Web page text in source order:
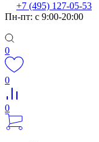
+7 (495) 127-05-53
Пн-пт: с 9:00-20:00
0
0
0